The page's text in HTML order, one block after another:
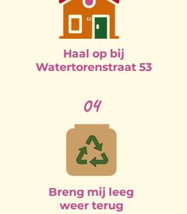
Haal op bij
Watertorenstraat 53
04
Breng mij leeg
weer terug